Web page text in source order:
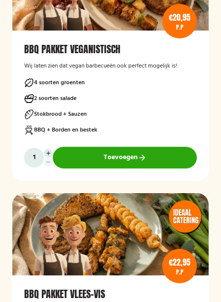
€20,95
P.P
BBQ PAKKET VEGANISTISCH
Wij laten zien dat vegan barbecueën ook perfect mogelijk is!
4 soorten groenten
2 soorten salade
Stokbrood + Sauzen
BBQ + Borden en bestek
Toevoegen
€22,95
P.P
BBQ PAKKET VLEES-VIS